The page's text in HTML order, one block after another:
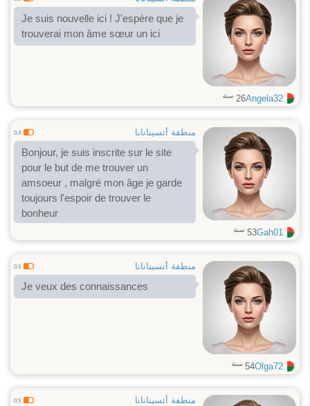
Je suis nouvelle ici ! J'espère que je
trouverai mon âme sœur un ici
Angela32
26 سنة
منطقة أتسينانانا 0.4
Bonjour, je suis inscrite sur le site
pour le but de me trouver un
amsoeur , malgré mon âge je garde
toujours l'espoir de trouver le
bonheur
Gah01
53 سنة
منطقة أتسينانانا 0.5
Je veux des connaissances
Olga72
54 سنة
منطقة أتسينانانا 0.5